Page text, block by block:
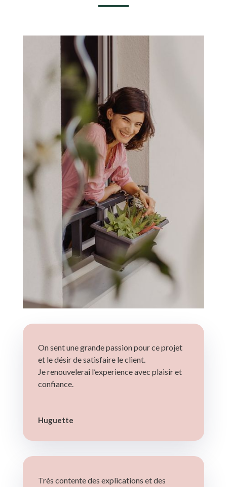
On sent une grande passion pour ce projet
et le désir de satisfaire le client.
Je renouvelerai l’experience avec plaisir et
confiance.
Huguette
Très contente des explications et des